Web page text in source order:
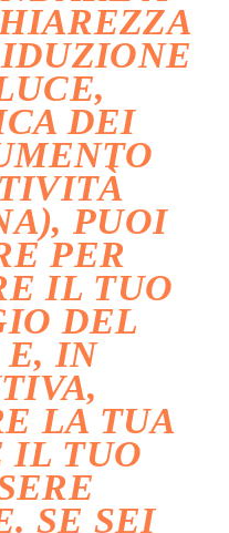
DEI
PUOI
PER
IL TUO
DEL
E, IN
LA TUA
IL TUO
SE SEI